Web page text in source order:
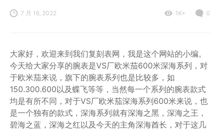
7 月 16, 2022 1K+ 0
大家好，欢迎来到我们复刻表网，我是这个网站的小编。
今天给大家分享的腕表是VS厂欧米茄600米深海系列，对
于欧米茄来说，旗下的腕表系列也是比较多，如
150.300.600以及蝶飞等等，当然每一个系列的腕表款式
均是有所不同，对于VS厂欧米茄深海系列600米来说，也
是一个独有的款式，深海系列就有深海之黑，深海之王，
碧海之蓝，深海之红以及今天的主角深海酋长，对于这几